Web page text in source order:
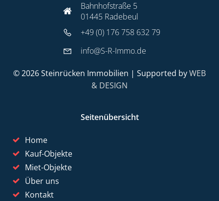
Bahnhofstraße 5
01445 Radebeul
+49 (0) 176 758 632 79
info@S-R-Immo.de
© 2026 Steinrücken Immobilien | Supported byWEB
& DESIGN
Seitenübersicht
Home
Kauf-Objekte
Miet-Objekte
Über uns
Kontakt